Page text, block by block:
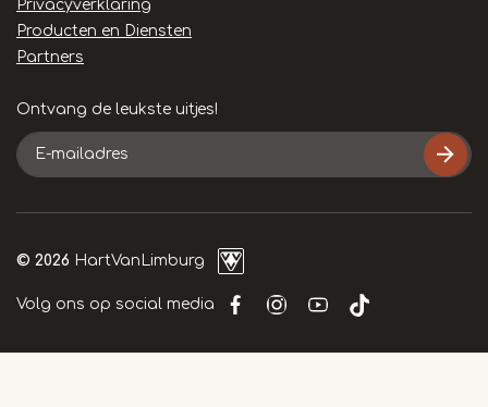
Privacyverklaring
Producten en Diensten
Partners
Ontvang de leukste uitjes!
E-
mailadres
© 2026 HartVanLimburg
Volg ons op social media